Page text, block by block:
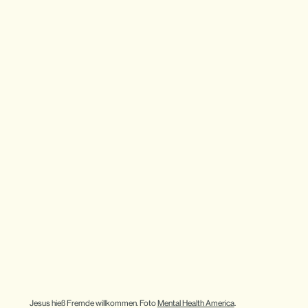
Jesus hieß Fremde willkommen. Foto Mental Health America.